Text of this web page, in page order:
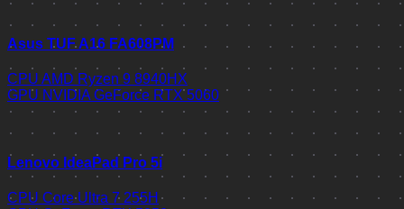
Asus TUF A16 FA608PM
CPU AMD Ryzen 9 8940HX
GPU NVIDIA GeForce RTX 5060
Lenovo IdeaPad Pro 5i
CPU Core Ultra 7 255H